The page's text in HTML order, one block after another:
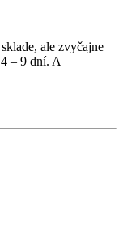
ale zvyčajne
– 9 dní. A